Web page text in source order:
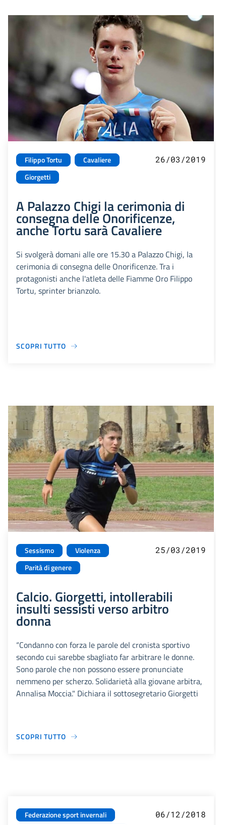
Filippo Tortu
Cavaliere
Giorgetti
26/03/2019
A Palazzo Chigi la cerimonia di
consegna delle Onorificenze,
anche Tortu sarà Cavaliere
Si svolgerà domani alle ore 15.30 a Palazzo Chigi, la
cerimonia di consegna delle Onorificenze. Tra i
protagonisti anche l'atleta delle Fiamme Oro Filippo
Tortu, sprinter brianzolo.
SCOPRI TUTTO
Sessismo
Violenza
Parità di genere
25/03/2019
Calcio. Giorgetti, intollerabili
insulti sessisti verso arbitro
donna
“Condanno con forza le parole del cronista sportivo
secondo cui sarebbe sbagliato far arbitrare le donne.
Sono parole che non possono essere pronunciate
nemmeno per scherzo. Solidarietà alla giovane arbitra,
Annalisa Moccia." Dichiara il sottosegretario Giorgetti
SCOPRI TUTTO
Federazione sport invernali
06/12/2018